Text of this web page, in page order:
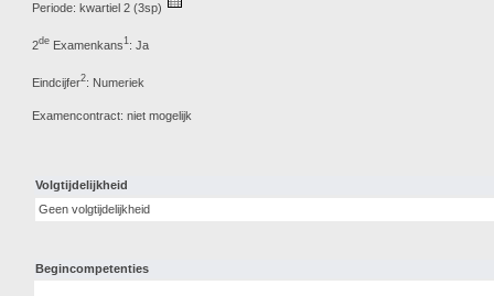
Periode: kwartiel 2 (3sp)
2de Examenkans1: Ja
Eindcijfer2: Numeriek
Examencontract: niet mogelijk
Volgtijdelijkheid
Geen volgtijdelijkheid
Begincompetenties